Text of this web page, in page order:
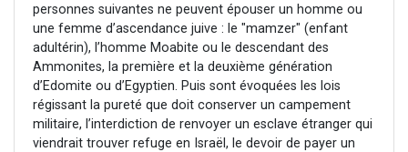
personnes suivantes ne peuvent épouser un homme ou
une femme d’ascendance juive : le "mamzer" (enfant
adultérin), l’homme Moabite ou le descendant des
Ammonites, la première et la deuxième génération
d’Edomite ou d’Egyptien. Puis sont évoquées les lois
régissant la pureté que doit conserver un campement
militaire, l’interdiction de renvoyer un esclave étranger qui
viendrait trouver refuge en Israël, le devoir de payer un